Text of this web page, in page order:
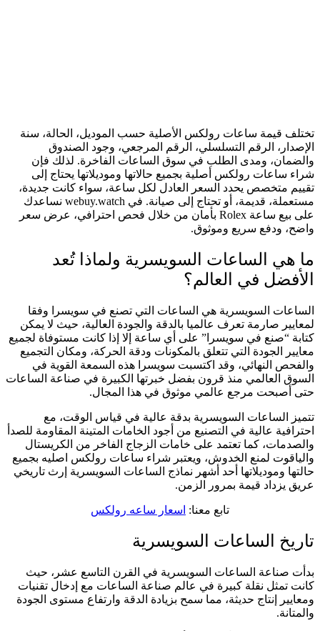
تختلف قيمة ساعات رولكس الأصلية حسب الموديل، الحالة، سنة
الإصدار، الرقم التسلسلي، الرقم المرجعي، وجود الصندوق
والضمان، ومدى الطلب في سوق الساعات الفاخرة. لذلك فإن
شراء ساعات رولكس أصلية بجميع حالاتها وموديلاتها يحتاج إلى
تقييم متخصص يحدد السعر العادل لكل ساعة، سواء كانت جديدة،
مستعملة، قديمة، أو تحتاج إلى صيانة. في webuy.watch نساعدك
على بيع ساعة Rolex بأمان من خلال فحص احترافي، عرض سعر
واضح، ودفع سريع وموثوق.
ما هي الساعات السويسرية ولماذا تُعد
الأفضل في العالم؟
الساعات السويسرية هي الساعات التي تصنع في سويسرا وفقا
لمعايير صارمة تعرف عالميا بالدقة والجودة العالية، حيث لا يمكن
كتابة “صنع في سويسرا” على أي ساعة إلا إذا كانت مستوفاة لجميع
معايير الجودة التي تتعلق بالمكونات ودقة الحركة، ومكان التجميع
والفحص النهائي، وقد اكتسبت سويسرا هذه السمعة القوية في
السوق العالمي منذ قرون بفضل خبرتها الكبيرة في صناعة الساعات
حتى أصبحت مرجع عالمي موثوق في هذا المجال.
تتميز الساعات السويسرية بدقة عالية في قياس الوقت، مع
احترافية عالية في التصنيع من أجود الخامات المتينة المقاومة للصدأ
والصدمات، كما تعتمد على خامات الزجاج الفاخر من الكريستال
والياقوت لمنع الخدوش، ويعتبر شراء ساعات رولكس اصليه بجميع
حالتها وموديلاتها أحد أشهر نماذج الساعات السويسرية إرث تاريخي
عريق يزداد قيمة بمرور الزمن.
تابع معنا: اسعار ساعه رولكس
تاريخ الساعات السويسرية
بدأت صناعة الساعات السويسرية في القرن التاسع عشر، حيث
كانت تمثل نقلة كبيرة في عالم صناعة الساعات مع إدخال تقنيات
ومعايير إنتاج حديثة، مما سمح بزيادة الدقة وارتفاع مستوى الجودة
والمتانة.